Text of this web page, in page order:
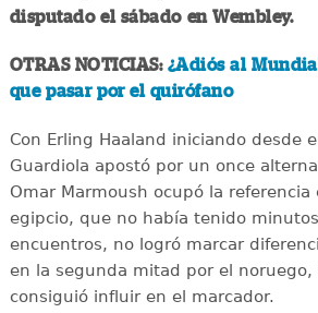
disputado el sábado en Wembley.
OTRAS NOTICIAS: ¿Adiós al
que pasar por el quirófano
Con Erling Haaland iniciando desde
Guardiola apostó por un once
Omar Marmoush ocupó la referencia
egipcio, que no había tenido
encuentros, no logró marcar
en la segunda mitad por el
consiguió influir en el marcador.